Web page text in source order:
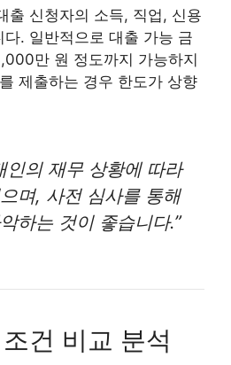
출 신청자의 소득, 직업, 신용
. 일반적으로 대출 가능 금
만 원 정도까지 가능하지
제출하는 경우 한도가 상향
인의 재무 상황에 따라
며, 사전 심사를 통해
하는 것이 좋습니다.”
건 비교 분석